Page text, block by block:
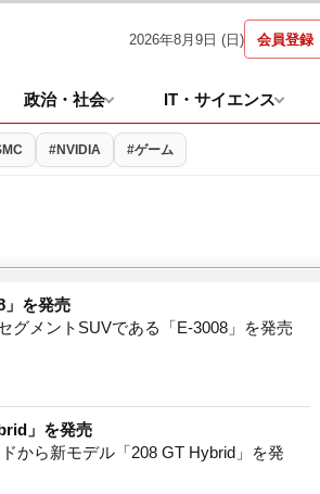
2026年8月9日 (日) 会員登録
政治・社会 IT・サイエンス
#NVIDIA #ゲーム
」を発売
グメントSUVである「E-3008」を発売
」を発売
から新モデル「208 GT Hybrid」を発